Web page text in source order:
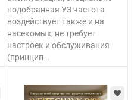
подобранная УЗ частота
воздействует также и на
насекомых; не требует
настроек и обслуживания
(принцип ..